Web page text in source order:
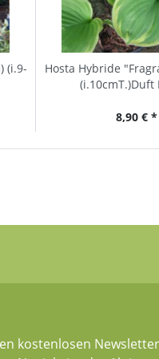
(i.9-
Hosta Hybride
(i.10cmT.)Duft
8,90 € *
kostenlosen